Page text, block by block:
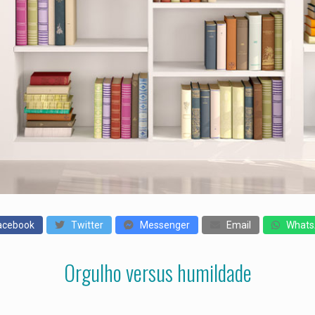
Twitter Messenger Email
Orgulho versus humildade